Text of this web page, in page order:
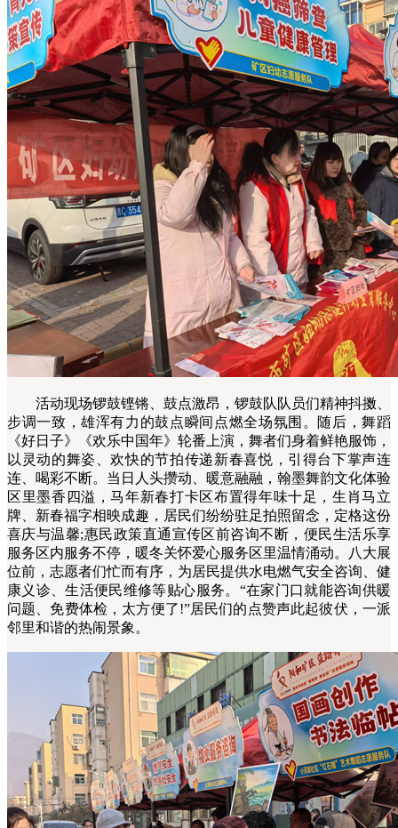
活动现场锣鼓铿锵、鼓点激昂，锣鼓队队员们精神抖擞、
步调一致，雄浑有力的鼓点瞬间点燃全场氛围。随后，舞蹈
《好日子》《欢乐中国年》轮番上演，舞者们身着鲜艳服饰，
以灵动的舞姿、欢快的节拍传递新春喜悦，引得台下掌声连
连、喝彩不断。当日人头攒动、暖意融融，翰墨舞韵文化体验
区里墨香四溢，马年新春打卡区布置得年味十足，生肖马立
牌、新春福字相映成趣，居民们纷纷驻足拍照留念，定格这份
喜庆与温馨;惠民政策直通宣传区前咨询不断，便民生活乐享
服务区内服务不停，暖冬关怀爱心服务区里温情涌动。八大展
位前，志愿者们忙而有序，为居民提供水电燃气安全咨询、健
康义诊、生活便民维修等贴心服务。“在家门口就能咨询供暖
问题、免费体检，太方便了!”居民们的点赞声此起彼伏，一派
邻里和谐的热闹景象。